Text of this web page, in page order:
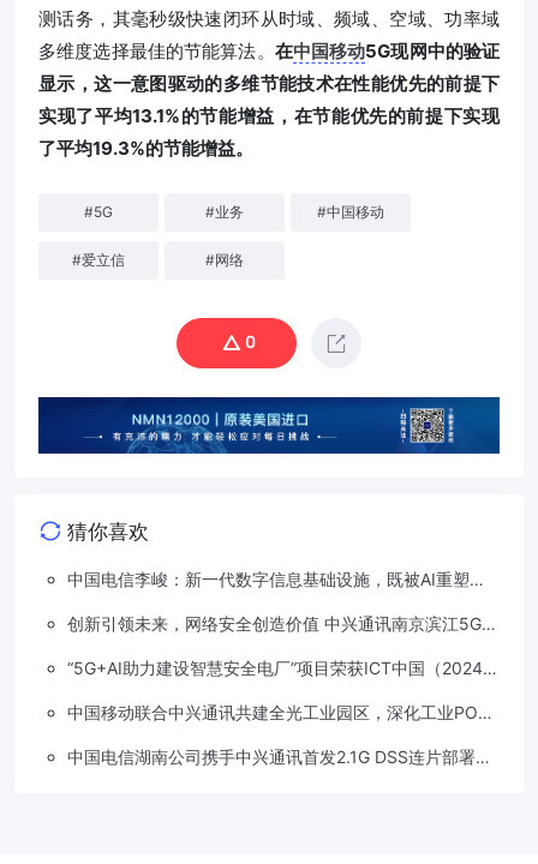
测话务，其毫秒级快速闭环从时域、频域、空域、功率域
多维度选择最佳的节能算法。 在中国移动5G现网中的验证
显示，这一意图驱动的多维节能技术在性能优先的前提下
实现了平均13.1%的节能增益，在节能优先的前提下实现
了平均19.3%的节能增益。
#5G #业务 #中国移动
#爱立信 #网络
0
猜你喜欢
中国电信李峻：新一代数字信息基础设施，既被AI重塑，
创新引领未来，网络安全创造价值 中兴通讯南京滨江5G工
“5G+AI助力建设智慧安全电厂”项目荣获ICT中国（2024）
中国移动联合中兴通讯共建全光工业园区，深化工业PON
中国电信湖南公司携手中兴通讯首发2.1G DSS连片部署助